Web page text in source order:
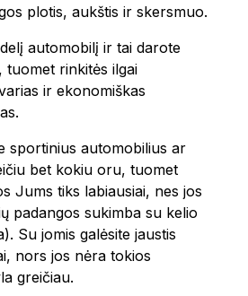
plotis, aukštis ir skersmuo.
automobilį ir tai darote
tuomet rinkitės ilgai
ir ekonomiškas
sportinius automobilius ar
bet kokiu oru, tuomet
Jums tiks labiausiai, nes jos
padangos sukimba su kelio
Su jomis galėsite jaustis
nors jos nėra tokios
greičiau.